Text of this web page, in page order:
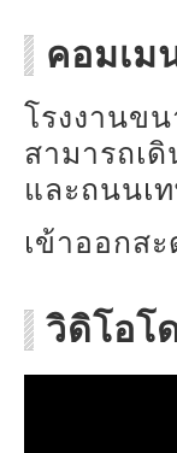
คอมเม
โรงงานข
สามารถเ
และถนนเ
เข้าออกส
วิดิโอโ